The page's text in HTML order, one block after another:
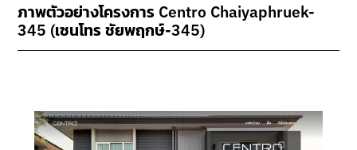
ภาพตัวอย่างโครงการ Centro Chaiyaphruek-
345 (เซนโทร ชัยพฤกษ์-345)